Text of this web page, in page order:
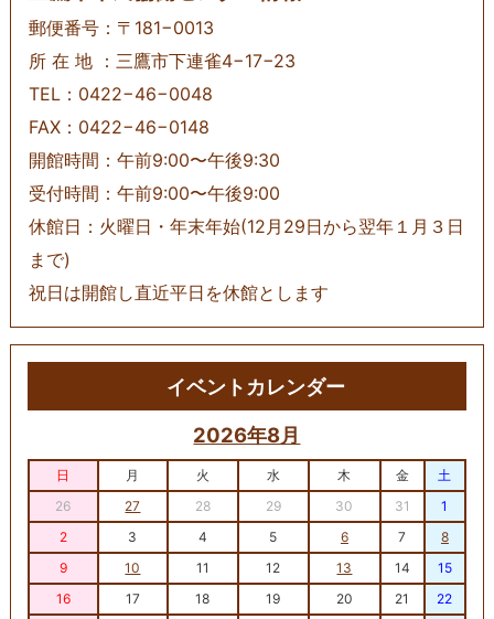
郵便番号：〒181−0013
所 在 地 ：三鷹市下連雀4−17−23
TEL：0422−46−0048
FAX：0422−46−0148
開館時間：午前9:00〜午後9:30
受付時間：午前9:00〜午後9:00
休館日：火曜日・年末年始(12月29日から翌年１月３日
まで)
祝日は開館し直近平日を休館とします
イベントカレンダー
2026年8月
日 月 火 水 木 金
土
26
27 28 29 30 31
1
2
3 4 5 6 7
8
9
10 11 12 13 14
15
16
17 18 19 20 21
22